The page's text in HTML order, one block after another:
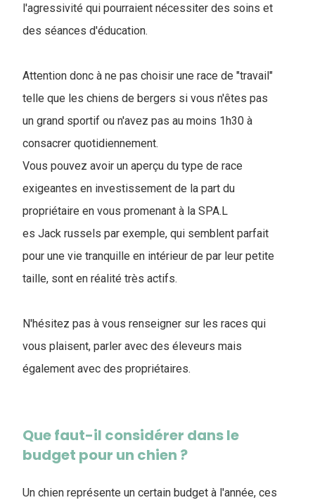
l'agressivité qui pourraient nécessiter des soins et
des séances d'éducation.
Attention donc à ne pas choisir une race de "travail"
telle que les chiens de bergers si vous n'êtes pas
un grand sportif ou n'avez pas au moins 1h30 à
consacrer quotidiennement.
Vous pouvez avoir un aperçu du type de race
exigeantes en investissement de la part du
propriétaire en vous promenant à la SPA.L
es Jack russels par exemple, qui semblent parfait
pour une vie tranquille en intérieur de par leur petite
taille, sont en réalité très actifs.
N'hésitez pas à vous renseigner sur les races qui
vous plaisent, parler avec des éleveurs mais
également avec des propriétaires.
Que faut-il considérer dans le
budget pour un chien ?
Un chien représente un certain budget à l'année, ces